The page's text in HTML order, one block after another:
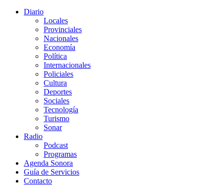
Diario
Locales
Provinciales
Nacionales
Economía
Política
Internacionales
Policiales
Cultura
Deportes
Sociales
Tecnología
Turismo
Sonar
Radio
Podcast
Programas
Agenda Sonora
Guía de Servicios
Contacto